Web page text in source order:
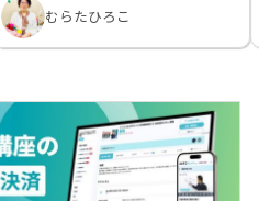
むらたひろこ